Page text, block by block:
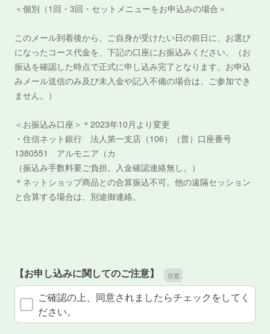
＜個別（1回・3回・セットメニューをお申込みの場合＞
このメール到着後から、ご自身が受けたい日の前日に、お選び
になったコース代金を、下記の口座にお振込みください。（お
振込を確認した時点で正式に申し込み完了となります。お申込
みメール送信のみ及び未入金や記入不備の場合は、ご参加でき
ません。）
＜お振込み口座＞＊2023年10月より変更
・住信ネット銀行 法人第一支店（106）（普）口座番号
1380551 アルモニア（カ
（振込み手数料要ご負担。入金確認連絡無し。）
＊ネットショップ商品との合算振込不可。他の遠隔セッション
と合算する場合は、別途御連絡。
【お申し込みに関してのご注意】
ご確認の上、同意されましたらチェックをしてく
ださい。